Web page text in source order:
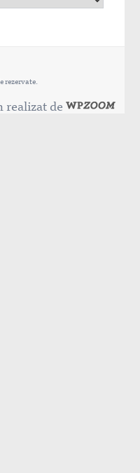
rezervate.
realizat de